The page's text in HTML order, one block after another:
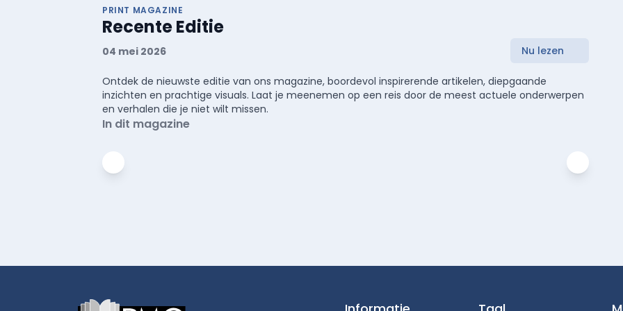
PRINT MAGAZINE
Recente Editie
04 mei 2026 Nu lezen
Ontdek de nieuwste editie van ons magazine, boordevol inspirerende artikelen, diepgaande
inzichten en prachtige visuals. Laat je meenemen op een reis door de meest actuele onderwerpen
en verhalen die je niet wilt missen.
In dit magazine